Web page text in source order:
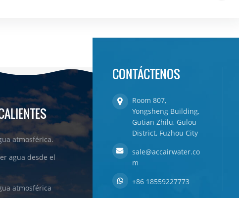
atmosférica.
agua desde el
atmosférica
CONTÁCTENOS
Room 807,
Yongsheng Building,
Gutian Zhilu, Gulou
District, Fuzhou City
sale@accairwater.co
m
+86 18559227773